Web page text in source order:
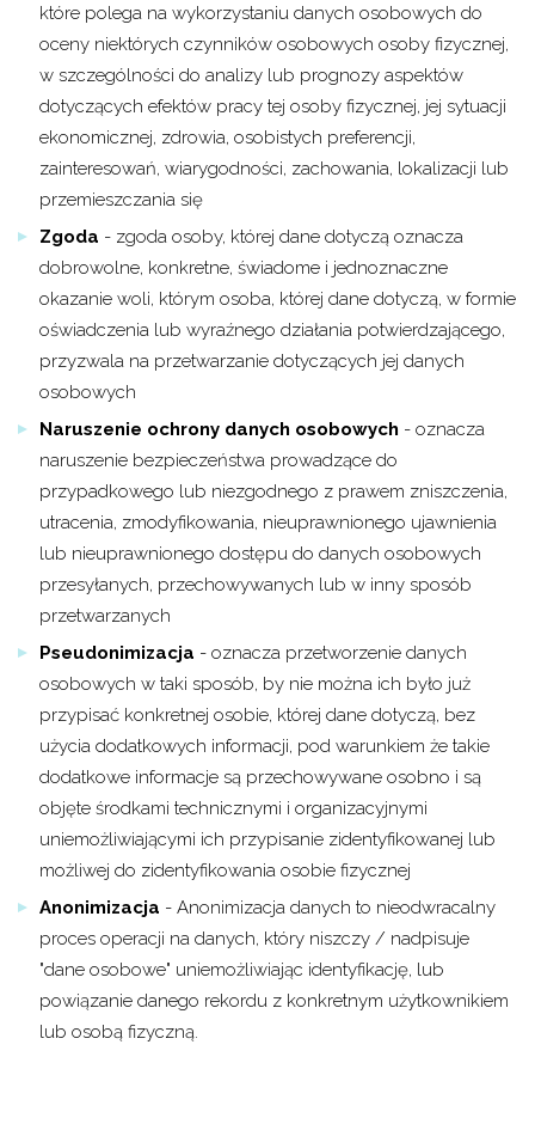
które polega na wykorzystaniu danych osobowych do
oceny niektórych czynników osobowych osoby fizycznej,
w szczególności do analizy lub prognozy aspektów
dotyczących efektów pracy tej osoby fizycznej, jej sytuacji
ekonomicznej, zdrowia, osobistych preferencji,
zainteresowań, wiarygodności, zachowania, lokalizacji lub
przemieszczania się
Zgoda - zgoda osoby, której dane dotyczą oznacza
dobrowolne, konkretne, świadome i jednoznaczne
okazanie woli, którym osoba, której dane dotyczą, w formie
oświadczenia lub wyraźnego działania potwierdzającego,
przyzwala na przetwarzanie dotyczących jej danych
osobowych
Naruszenie ochrony danych osobowych - oznacza
naruszenie bezpieczeństwa prowadzące do
przypadkowego lub niezgodnego z prawem zniszczenia,
utracenia, zmodyfikowania, nieuprawnionego ujawnienia
lub nieuprawnionego dostępu do danych osobowych
przesyłanych, przechowywanych lub w inny sposób
przetwarzanych
Pseudonimizacja - oznacza przetworzenie danych
osobowych w taki sposób, by nie można ich było już
przypisać konkretnej osobie, której dane dotyczą, bez
użycia dodatkowych informacji, pod warunkiem że takie
dodatkowe informacje są przechowywane osobno i są
objęte środkami technicznymi i organizacyjnymi
uniemożliwiającymi ich przypisanie zidentyfikowanej lub
możliwej do zidentyfikowania osobie fizycznej
Anonimizacja - Anonimizacja danych to nieodwracalny
proces operacji na danych, który niszczy / nadpisuje
"dane osobowe" uniemożliwiając identyfikację, lub
powiązanie danego rekordu z konkretnym użytkownikiem
lub osobą fizyczną.